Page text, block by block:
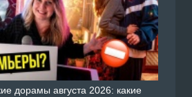
дорамы августа 2026: какие